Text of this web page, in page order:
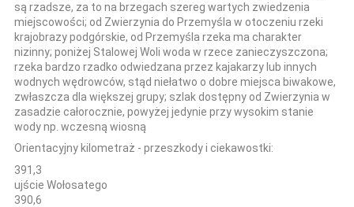
są rzadsze, za to na brzegach szereg wartych zwiedzenia
miejscowości; od Zwierzynia do Przemyśla w otoczeniu rzeki
krajobrazy podgórskie, od Przemyśla rzeka ma charakter
nizinny; poniżej Stalowej Woli woda w rzece zanieczyszczona;
rzeka bardzo rzadko odwiedzana przez kajakarzy lub innych
wodnych wędrowców, stąd niełatwo o dobre miejsca biwakowe,
zwłaszcza dla większej grupy; szlak dostępny od Zwierzynia w
zasadzie całorocznie, powyżej jedynie przy wysokim stanie
wody np. wczesną wiosną
Orientacyjny kilometraż - przeszkody i ciekawostki:
391,3
ujście Wołosatego
390,6